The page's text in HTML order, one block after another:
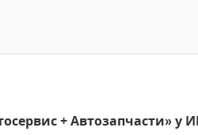
+ Автозапчасти» у